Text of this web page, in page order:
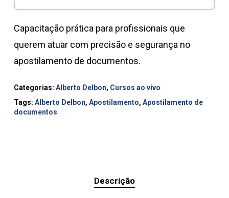
Capacitação prática para profissionais que
querem atuar com precisão e segurança no
apostilamento de documentos.
Categorias: Alberto Delbon, Cursos ao vivo
Tags: Alberto Delbon, Apostilamento, Apostilamento de
documentos
Descrição